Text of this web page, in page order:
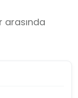
arasında